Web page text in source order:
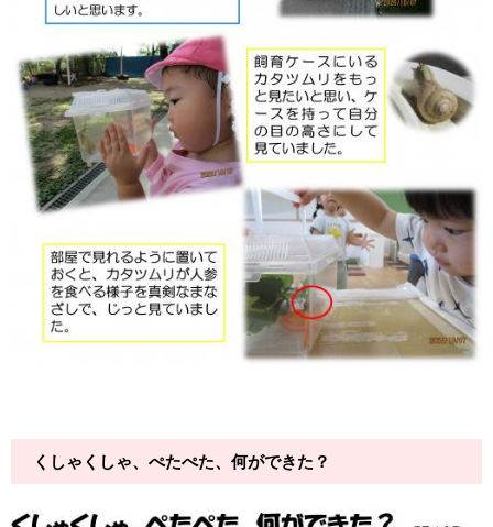
くしゃくしゃ、ぺたぺた、何ができた？